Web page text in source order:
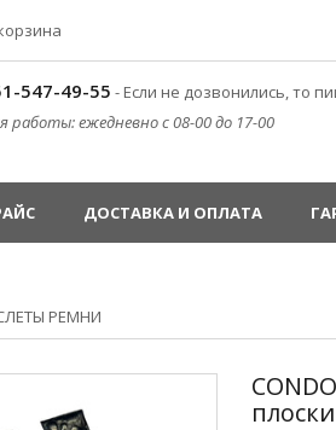
547-49-55 - Если не дозвонились, то
работы: ежедневно с 08-00 до 17-00
ДОСТАВКА И ОПЛАТА
РЕМНИ